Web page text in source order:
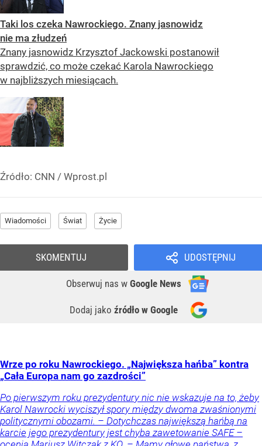
Taki los czeka Nawrockiego. Znany jasnowidz
nie ma złudzeń
Znany jasnowidz Krzysztof Jackowski postanowił
sprawdzić, co może czekać Karola Nawrockiego
w najbliższych miesiącach.
Źródło: CNN / Wprost.pl
Wiadomości Świat Życie
UDOSTĘPNIJ
Obserwuj nas w Google News
Dodaj jako źródło w Google
SKOMENTUJ
Wrze po roku Nawrockiego. „Największa hańba” kontra
„Cała Europa nam go zazdrości”
Po pierwszym roku prezydentury nic nie wskazuje na to, żeby
Karol Nawrocki wyciszył spory między dwoma zwaśnionymi
politycznymi obozami. – Dotychczas największą hańbą na
karcie jego prezydentury jest chyba zawetowanie SAFE –